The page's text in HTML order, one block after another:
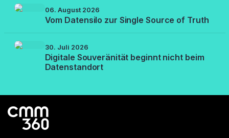
06. August 2026
Vom Datensilo zur Single Source of Truth
30. Juli 2026
Digitale Souveränität beginnt nicht beim
Datenstandort